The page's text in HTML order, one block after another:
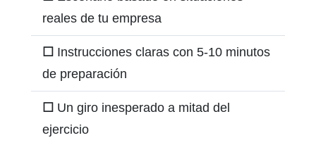
reales de tu empresa
☐ Instrucciones claras con 5-10 minutos
de preparación
☐ Un giro inesperado a mitad del
ejercicio